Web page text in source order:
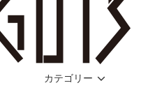
カテゴリー